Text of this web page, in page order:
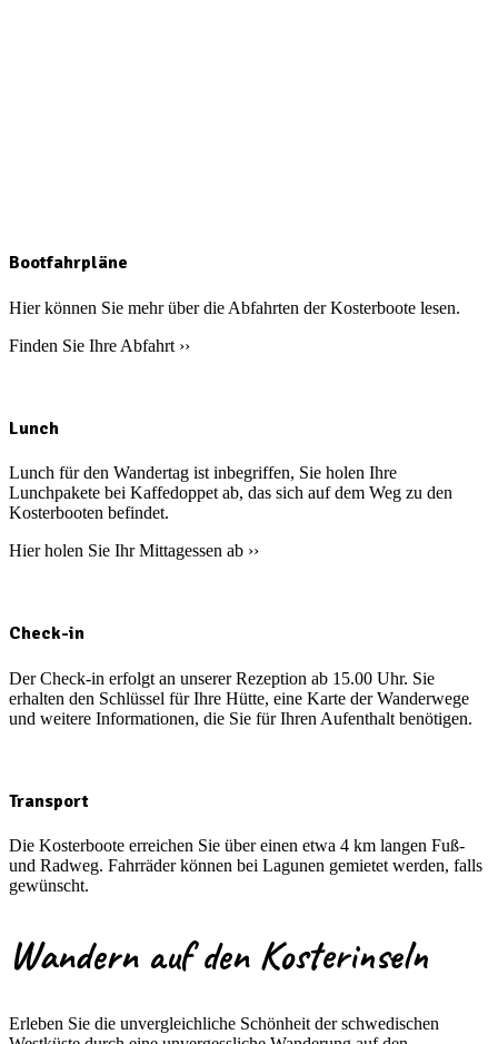
Bootfahrpläne
Hier können Sie mehr über die Abfahrten der Kosterboote lesen.
Finden Sie Ihre Abfahrt ››
Lunch
Lunch für den Wandertag ist inbegriffen, Sie holen Ihre
Lunchpakete bei Kaffedoppet ab, das sich auf dem Weg zu den
Kosterbooten befindet.
Hier holen Sie Ihr Mittagessen ab ››
Check-in
Der Check-in erfolgt an unserer Rezeption ab 15.00 Uhr. Sie
erhalten den Schlüssel für Ihre Hütte, eine Karte der Wanderwege
und weitere Informationen, die Sie für Ihren Aufenthalt benötigen.
Transport
Die Kosterboote erreichen Sie über einen etwa 4 km langen Fuß-
und Radweg. Fahrräder können bei Lagunen gemietet werden, falls
gewünscht.
Wandern auf den Kosterinseln
Erleben Sie die unvergleichliche Schönheit der schwedischen